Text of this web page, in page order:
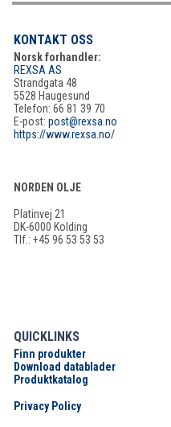
KONTAKT OSS
Norsk forhandler:
REXSA AS
Strandgata 48
5528 Haugesund
Telefon: 66 81 39 70
E-post: post@rexsa.no
https://www.rexsa.no/
NORDEN OLJE
Platinvej 21
DK-6000 Kolding
Tlf.: +45 96 53 53 53
QUICKLINKS
Finn produkter
Download datablader
Produktkatalog
Privacy Policy